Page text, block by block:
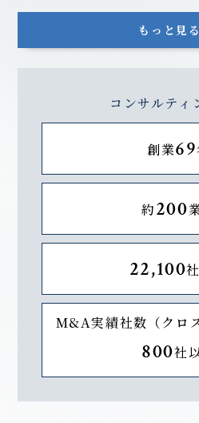
もっと見る
コンサルティ
創業69
約200
22,100
M&A実績社数（クロ
800社